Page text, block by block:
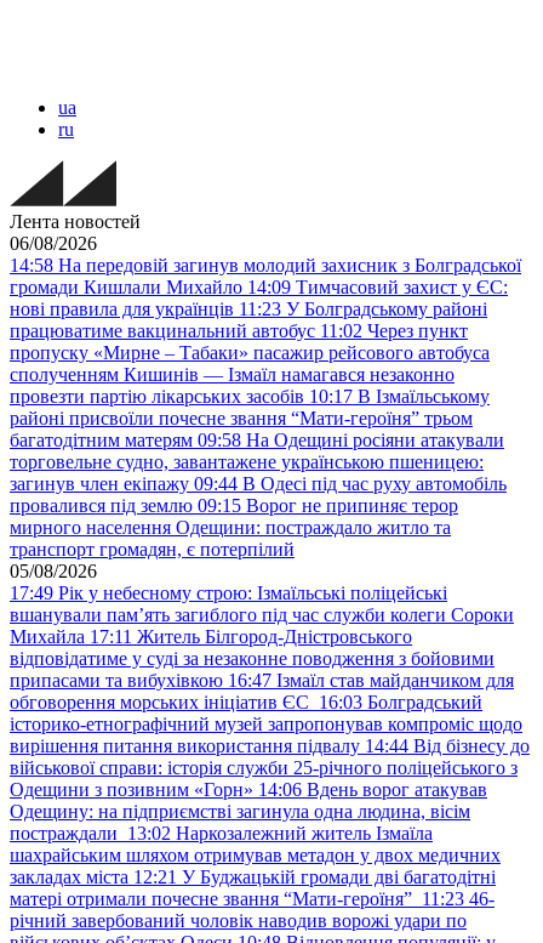
ua
ru
Лента новостей
06/08/2026
14:58 На передовій загинув молодий захисник з Болградської
громади Кишлали Михайло 14:09 Тимчасовий захист у ЄС:
нові правила для українців 11:23 У Болградському районі
працюватиме вакцинальний автобус 11:02 Через пункт
пропуску «Мирне – Табаки» пасажир рейсового автобуса
сполученням Кишинів — Ізмаїл намагався незаконно
провезти партію лікарських засобів 10:17 В Ізмаїльському
районі присвоїли почесне звання “Мати-героїня” трьом
багатодітним матерям 09:58 На Одещині росіяни атакували
торговельне судно, завантажене українською пшеницею:
загинув член екіпажу 09:44 В Одесі під час руху автомобіль
провалився під землю 09:15 Ворог не припиняє терор
мирного населення Одещини: постраждало житло та
транспорт громадян, є потерпілий
05/08/2026
17:49 Рік у небесному строю: Ізмаїльські поліцейські
вшанували пам’ять загиблого під час служби колеги Сороки
Михайла 17:11 Житель Білгород-Дністровського
відповідатиме у суді за незаконне поводження з бойовими
припасами та вибухівкою 16:47 Ізмаїл став майданчиком для
обговорення морських ініціатив ЄС 16:03 Болградський
історико-етнографічний музей запропонував компроміс щодо
вирішення питання використання підвалу 14:44 Від бізнесу до
військової справи: історія служби 25-річного поліцейського з
Одещини з позивним «Горн» 14:06 Вдень ворог атакував
Одещину: на підприємстві загинула одна людина, вісім
постраждали 13:02 Наркозалежний житель Ізмаїла
шахрайським шляхом отримував метадон у двох медичних
закладах міста 12:21 У Буджацькій громади дві багатодітні
матері отримали почесне звання “Мати-героїня” 11:23 46-
річний завербований чоловік наводив ворожі удари по